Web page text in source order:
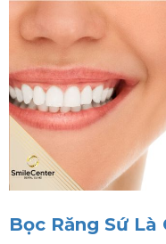
Bọc Răng Sứ